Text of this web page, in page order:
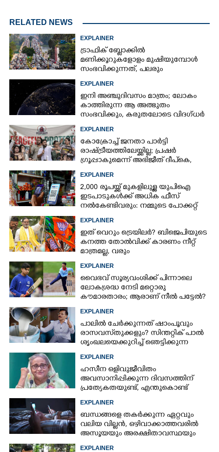
RELATED NEWS
EXPLAINER
ട്രാഫിക് ബ്ലോക്കിൽ
മണിക്കൂറുകളോളം മുഷിയുമ്പോൾ
സംഭവിക്കുന്നത്, പലരും
തളർന്നുപോകുന്നതിന്റെ കാരണം
ഇതാണ്
EXPLAINER
ഇനി അഞ്ചുദിവസം മാത്രം; ലോകം
കാത്തിരുന്ന ആ അത്ഭുതം
സംഭവിക്കും, കരുതലോടെ വിദഗ്ധർ
EXPLAINER
കോക്രോച്ച് ജനതാ പാർട്ടി
രാഷ്ട്രീയത്തിലേയ്ക്കില്ല; പ്രഷർ
ഗ്രൂപ്പാകുമെന്ന് അഭിജീത് ദീപ്‌കെ,
എന്താണിതിനർത്ഥം?
EXPLAINER
2,000 രൂപയ്ക്ക് മുകളിലുള്ള യുപിഐ
ഇടപാടുകൾക്ക് അധിക ഫീസ്
നൽകേണ്ടിവരും: നമ്മുടെ പോക്കറ്റ്
കീറുമോ?
EXPLAINER
ഇത് വെറും ട്രെയിലർ? ബിജെപിയുടെ
കനത്ത തോൽവിക്ക് കാരണം നീറ്റ്
മാത്രമല്ല, വരും
തിരഞ്ഞെടുപ്പുകളെയും
ബാധിച്ചേക്കാം
EXPLAINER
വൈഭവ് സൂര്യവംശിക്ക് പിന്നാലെ
ലോകശ്രദ്ധ നേടി മറ്റൊരു
കൗമാരതാരം; ആരാണ് നീൽ പട്ടേൽ?
EXPLAINER
പാലിൽ ചേർക്കുന്നത് ഷാംപൂവും
രാസവസ്‌തുക്കളും? സിന്തറ്റിക് പാൽ
ശൃംഖലയെക്കുറിച്ച് ഞെട്ടിക്കുന്ന
വെളിപ്പെടുത്തൽ
EXPLAINER
ഹസീന ഒളിവുജീവിതം
അവസാനിപ്പിക്കുന്ന ദിവസത്തിന്
പ്രത്യേകതയുണ്ട്, എന്തുകൊണ്ട്
ഓഗസ്റ്റ് 5? രണ്ട് കാരണങ്ങൾ
EXPLAINER
ബന്ധങ്ങളെ തകർക്കുന്ന ഏറ്റവും
വലിയ വില്ലൻ, ഒഴിവാക്കാത്തവരിൽ
അസൂയയും അരക്ഷിതാവസ്ഥയും
കൂടും
EXPLAINER
×
Share this link